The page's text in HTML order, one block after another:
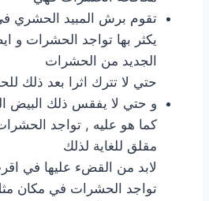
تقوم برش المبيد الحشري
يكثر بها تواجد الحشرات و
الجديد من الحشرات
حتي لا تترك اثرا بعد ذلك
و حتي لا يفقس ذلك البيض
كما هو عليه , تواجد
مقلق للغاية لذلك
لابد من القضء عليها في
تواجد الحشرات في مكان